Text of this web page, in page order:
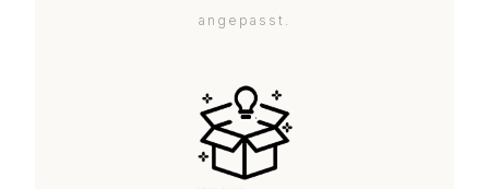
angepasst.